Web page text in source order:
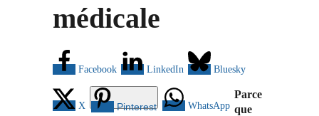
médicale
Facebook LinkedIn Bluesky
X Pinterest WhatsApp
Parce
que